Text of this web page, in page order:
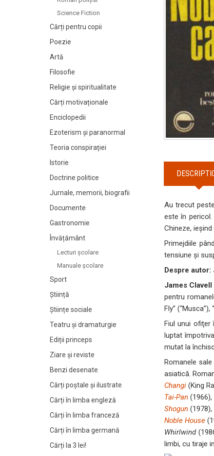
Au trecut
este în
Chineze,
Primejdiile
tensiune şi
Despre autor:
James Clavell
pentru
Fly”
Fiul unui ofiţer
luptat
mutat la
Romanele
asiatică.
Changi (King
Tai-Pan (1966),
Shogun (1978),
Noble House
Whirlwind
limbi, cu tiraje
Science Fiction
Cărți pentru copii
Poezie
Artă
Filosofie
Religie și spiritualitate
Cărți motivaționale
Enciclopedii
Ezoterism și paranormal
Teoria conspirației
Istorie
Doctrine politice
Jurnale, memorii, biografii
Documente
Gastronomie
Învățământ
Lecturi şcolare
Manuale şcolare
Sport
Știință
Științe sociale
Teatru și dramaturgie
Ediții princeps
Ziare şi reviste
Benzi desenate
Cărți poștale și ilustrate
Cărți în limba engleză
Cărți în limba franceză
Cărți în limba germană
Cărți la 3 lei!